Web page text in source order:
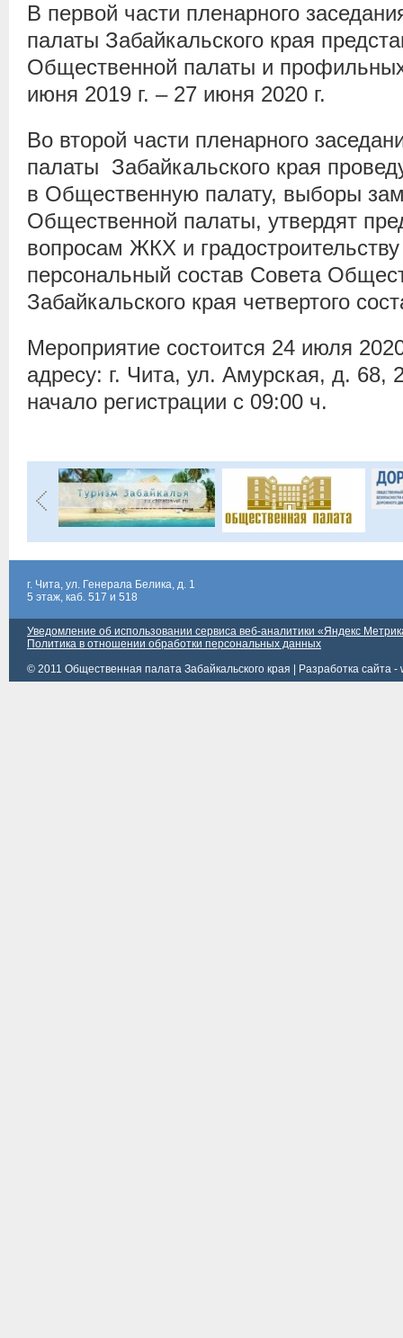
В первой части пленарного
палаты Забайкальского края
Общественной палаты и
июня 2019 г. – 27 июня 2020 г.
Во второй части пленарного
палаты Забайкальского края
в Общественную палату, выборы
Общественной палаты, утвердят
вопросам ЖКХ и
персональный состав Совета
Забайкальского края четвертого
Мероприятие состоится 24 июля
адресу: г. Чита, ул. Амурская, д. 68,
начало регистрации с 09:00 ч.
г. Чита, ул. Генерала Белика, д. 1
5 этаж, каб. 517 и 518
Уведомление об использовании сервиса веб-аналитики «Яндекс
Политика в отношении обработки персональных данных
© 2011 Общественная палата Забайкальского края |
Разработка сайта -